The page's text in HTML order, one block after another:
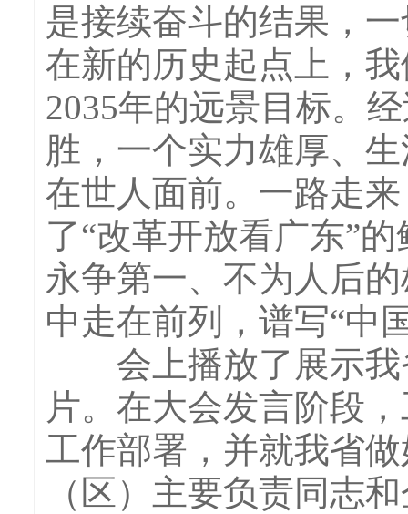
是接续奋斗的结果，
在新的历史起点上，
2035年的远景目标。
胜，一个实力雄厚、
在世人面前。一路走
了“改革开放看广东”
永争第一、不为人后
中走在前列，谱写“中
会上播放了展示我
片。在大会发言阶段
工作部署，并就我省
（区）主要负责同志